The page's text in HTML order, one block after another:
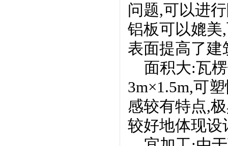
问题,可以进
铝板可以媲美
表面提高了
面积大:瓦楞
3m×1.5m,可
感较有特点,
较好地体现设